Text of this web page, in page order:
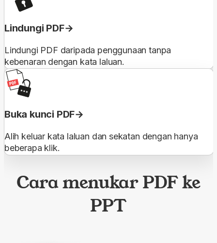
Lindungi PDF
Lindungi PDF daripada penggunaan tanpa
kebenaran dengan kata laluan.
Buka kunci PDF
Alih keluar kata laluan dan sekatan dengan hanya
beberapa klik.
Cara menukar PDF ke
PPT